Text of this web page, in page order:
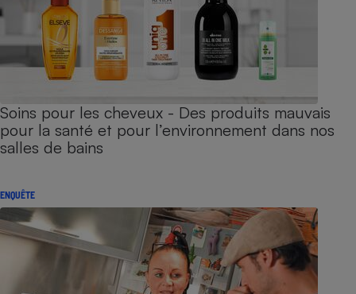
Soins pour les cheveux - Des produits mauvais
pour la santé et pour l’environnement dans nos
salles de bains
ENQUÊTE